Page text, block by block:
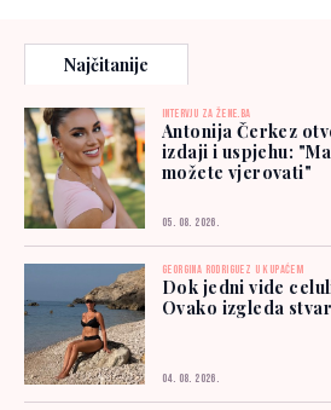
Najčitanije
INTERVJU ZA ŽENE.BA
Antonija Čerkez
izdaji i uspjehu:
možete vjerovati"
05. 08. 2026.
GEORGINA RODRIGUEZ U KUPAĆEM
Dok jedni vide
Ovako izgleda
04. 08. 2026.